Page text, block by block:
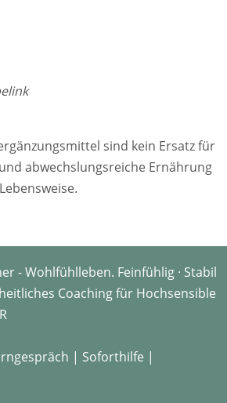
sind kein Ersatz für
abwechslungsreiche Ernährung
- Wohlfühlleben. Feinfühlig · Stabil
Coaching für Hochsensible
| Soforthilfe |